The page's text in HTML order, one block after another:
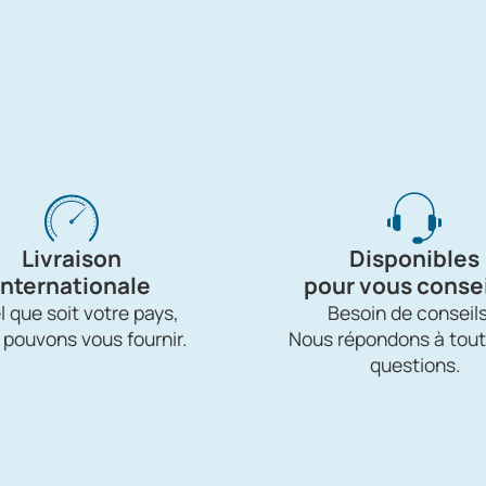
Livraison
que soit votre pays,
vous fournir.
Disponibles
pour vous
Besoin de
Nous répondons à
questions.